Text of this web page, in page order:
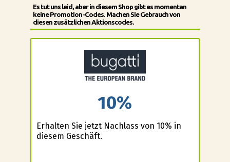
Es tut uns leid, aber in diesem Shop gibt es momentan
keine Promotion-Codes. Machen Sie Gebrauch von
diesen zusätzlichen Aktionscodes.
10%
Erhalten Sie jetzt Nachlass von 10% in
diesem Geschäft.